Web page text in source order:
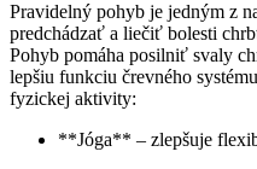
Pravidelný pohyb je jedným z
predchádzať a liečiť bolesti
Pohyb pomáha posilniť svaly
lepšiu funkciu črevného
fyzickej aktivity:
**Jóga** – zlepšuje